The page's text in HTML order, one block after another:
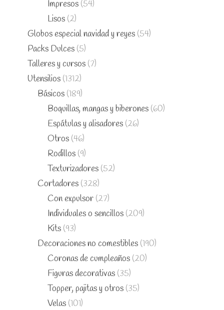
Impresos (54)
Lisos (2)
Globos especial navidad y reyes (54)
Packs Dulces (5)
Talleres y cursos (7)
Utensilios (1312)
Básicos (189)
Boquillas, mangas y biberones (60)
Espátulas y alisadores (26)
Otros (46)
Rodillos (9)
Texturizadores (52)
Cortadores (328)
Con expulsor (27)
Individuales o sencillos (209)
Kits (93)
Decoraciones no comestibles (190)
Coronas de cumpleaños (20)
Figuras decorativas (35)
Topper, pajitas y otros (35)
Velas (101)